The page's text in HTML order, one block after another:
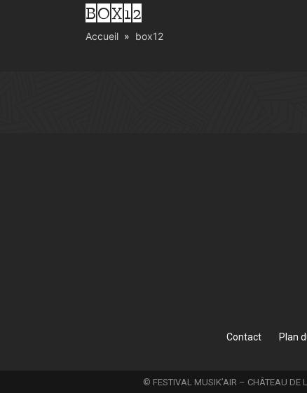
BOX12
Accueil box12
Contact Plan
© FESTIVAL MUSIK’AIR – CHÂTEAU DE